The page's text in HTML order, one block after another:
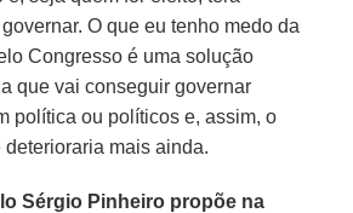
O que eu tenho medo da
Congresso é uma solução
que vai conseguir governar
política ou políticos e, assim, o
mais ainda.
Sérgio Pinheiro propõe na